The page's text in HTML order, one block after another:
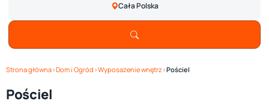
Cała Polska
Strona główna›Dom i Ogród ›Wyposażenie wnętrz›Pościel
Pościel